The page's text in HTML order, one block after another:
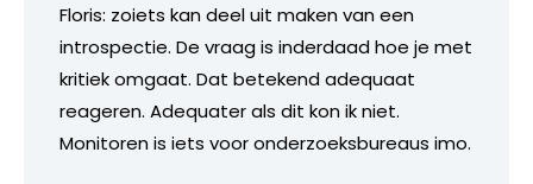
Floris: zoiets kan deel uit maken van een
introspectie. De vraag is inderdaad hoe je met
kritiek omgaat. Dat betekend adequaat
reageren. Adequater als dit kon ik niet.
Monitoren is iets voor onderzoeksbureaus imo.